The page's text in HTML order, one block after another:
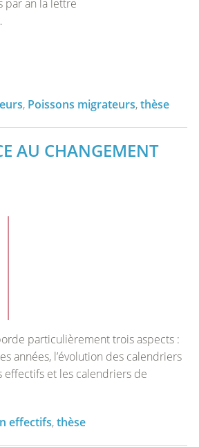
VICHY (ALLIER – 03)
DE LOIRE
RENCONTRES MIGRATEURS DE LOIRE 2025
RENCONTRES MIGRATEURS DE LOIRE 2019
RENCONTRES MIGRATEURS DE LOIRE 2016
par an la lettre
, Poissons migrateurs,thèse
AU CHANGEMENT
particulièrement trois aspects :
années, l’évolution des calendriers
effectifs et les calendriers de
effectifs,thèse